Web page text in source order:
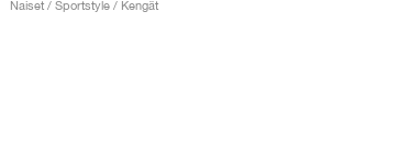
Naiset / Sportstyle / Kengät